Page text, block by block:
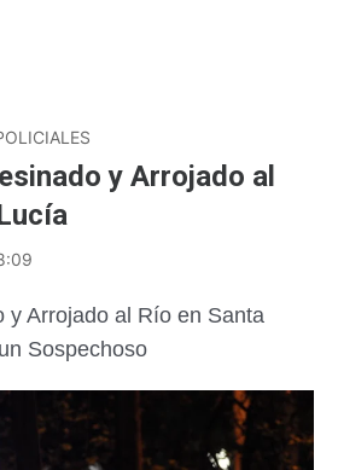
y Arrojado al
y Arrojado al Río en Santa
Sospechoso